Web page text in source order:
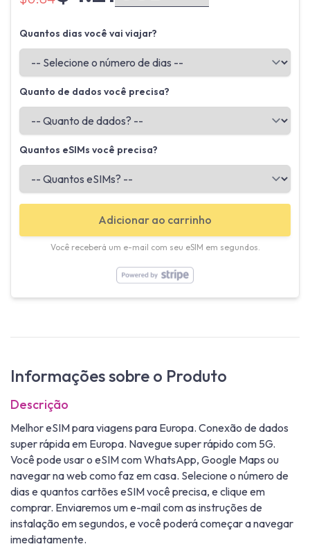
Quantos dias você vai viajar?
Quanto de dados você precisa?
Quantos eSIMs você precisa?
Adicionar ao carrinho
Você receberá um e-mail com seu eSIM em segundos.
Informações sobre o Produto
Descrição
Melhor eSIM para viagens para Europa. Conexão de dados
super rápida em Europa. Navegue super rápido com 5G.
Você pode usar o eSIM com WhatsApp, Google Maps ou
navegar na web como faz em casa. Selecione o número de
dias e quantos cartões eSIM você precisa, e clique em
comprar. Enviaremos um e-mail com as instruções de
instalação em segundos, e você poderá começar a navegar
imediatamente.